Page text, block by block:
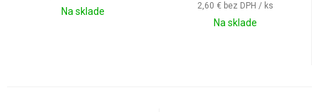
Na sklade
2,60 € bez DPH / ks
Na sklade